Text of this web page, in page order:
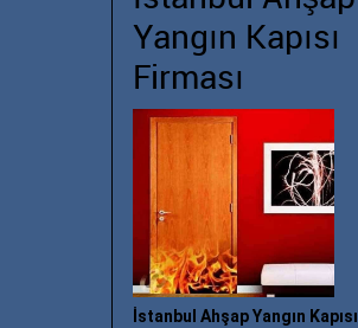
Yangın Kapısı
Firması
İstanbul Ahşap Yangın Kapısı